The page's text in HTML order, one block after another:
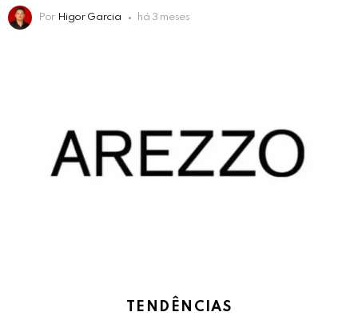
Por Higor Garcia há 3 meses
TENDÊNCIAS